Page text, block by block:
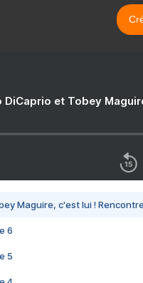
DiCaprio et Tobey
Maguire, c'est lui !
6
5